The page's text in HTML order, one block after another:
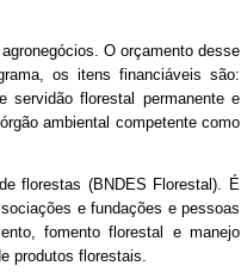
O orçamento desse
os itens financiáveis são:
servidão florestal permanente e
ambiental competente como
florestas (BNDES Florestal). É
e fundações e pessoas
fomento florestal e manejo
produtos florestais.